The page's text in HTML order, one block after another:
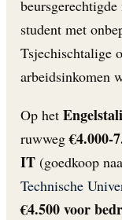
student met
Tsjechischtalige
arbeidsinkomen
Op het
ruwweg€4.000-
IT (goedkoop
Technische
€4.500 voor